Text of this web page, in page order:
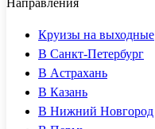
Направления
Круизы на выходные
В Санкт-Петербург
В Астрахань
В Казань
В Нижний Новгород